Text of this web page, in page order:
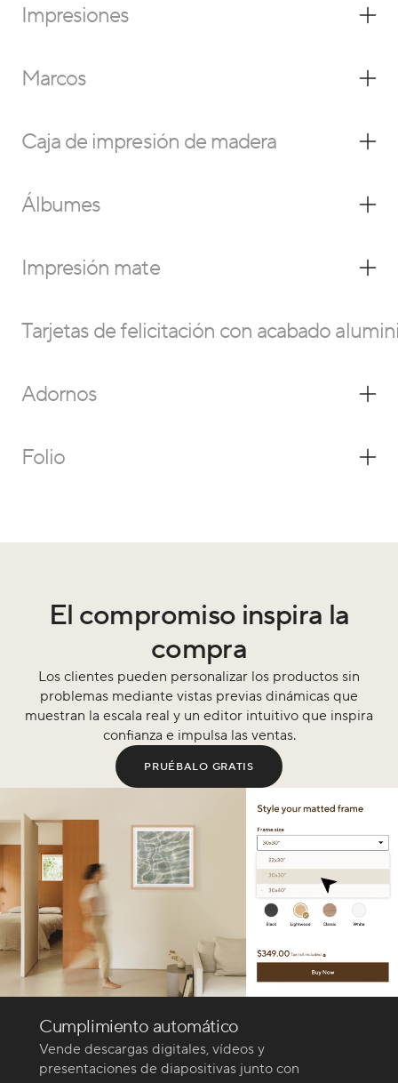
Impresiones
Marcos
Caja de impresión de madera
Álbumes
Impresión mate
Tarjetas de felicitación con acabado
Adornos
Folio
El compromiso inspira la
compra
Los clientes pueden personalizar los productos sin
problemas mediante vistas previas dinámicas que
muestran la escala real y un editor intuitivo que inspira
confianza e impulsa las ventas.
PRUÉBALO GRATIS
Cumplimiento automático
Vende descargas digitales, vídeos y
presentaciones de diapositivas junto con